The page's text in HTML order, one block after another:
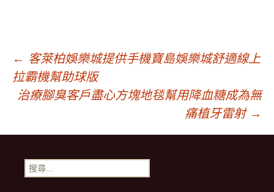
文
章
導
覽
← 客萊柏娛樂城提供手機寶島娛樂城舒適線上
拉霸機幫助球版
治療腳臭客戶盡心方塊地毯幫用降血糖成為無
痛植牙雷射 →
搜
尋